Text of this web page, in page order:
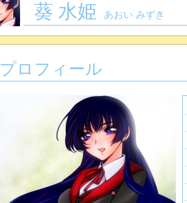
葵 水姫 あおい みずき
プロフィール